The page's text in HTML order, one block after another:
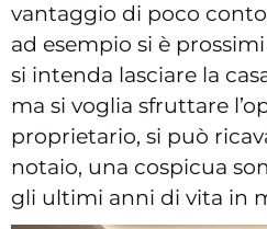
vantaggio di poco
ad esempio si è
si intenda lasciare la
ma si voglia sfruttare
proprietario, si può
notaio, una cospicua
gli ultimi anni di vita in